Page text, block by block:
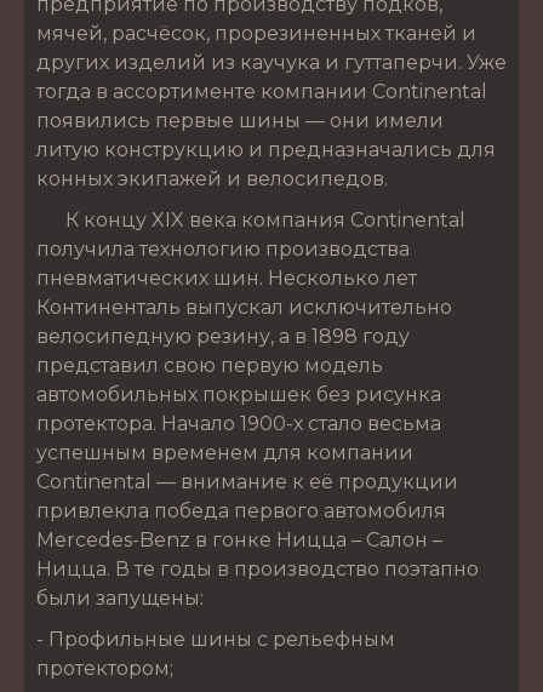
мячей, расчёсок, прорезиненных тканей и
других изделий из каучука и гуттаперчи. Уже
тогда в ассортименте компании Continental
появились первые шины — они имели
литую конструкцию и предназначались для
конных экипажей и велосипедов.
К концу XIX века компания Continental
получила технологию производства
пневматических шин. Несколько лет
Континенталь выпускал исключительно
велосипедную резину, а в 1898 году
представил свою первую модель
автомобильных покрышек без рисунка
протектора. Начало 1900-х стало весьма
успешным временем для компании
Continental — внимание к её продукции
привлекла победа первого автомобиля
Mercedes-Benz в гонке Ницца – Салон –
Ницца. В те годы в производство поэтапно
были запущены:
- Профильные шины с рельефным
протектором;